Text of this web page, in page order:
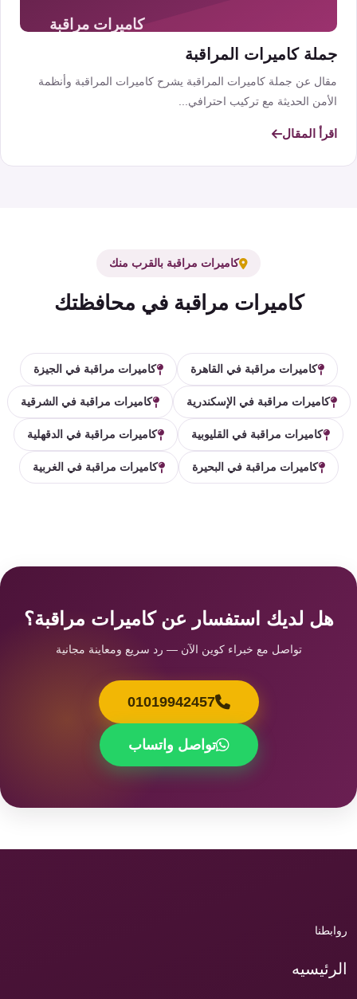
جملة كاميرات المراقبة
مقال عن جملة كاميرات المراقبة يشرح كاميرات المراقبة وأنظمة
الأمن الحديثة مع تركيب احترافي...
اقرأ المقال
كاميرات مراقبة بالقرب منك
كاميرات مراقبة في محافظتك
كاميرات مراقبة في القاهرة كاميرات مراقبة في الجيزة
كاميرات مراقبة في الإسكندرية كاميرات مراقبة في الشرقية
كاميرات مراقبة في القليوبية كاميرات مراقبة في الدقهلية
كاميرات مراقبة في البحيرة كاميرات مراقبة في الغربية
هل لديك استفسار عن كاميرات مراقبة؟
تواصل مع خبراء كوين الآن — رد سريع ومعاينة مجانية
01019942457
تواصل واتساب
روابطنا
الرئيسيه